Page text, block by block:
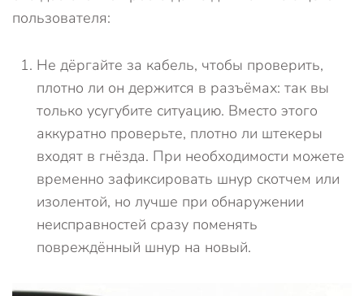
пользователя:
Не дёргайте за кабель, чтобы проверить,
плотно ли он держится в разъёмах: так вы
только усугубите ситуацию. Вместо этого
аккуратно проверьте, плотно ли штекеры
входят в гнёзда. При необходимости можете
временно зафиксировать шнур скотчем или
изолентой, но лучше при обнаружении
неисправностей сразу поменять
повреждённый шнур на новый.